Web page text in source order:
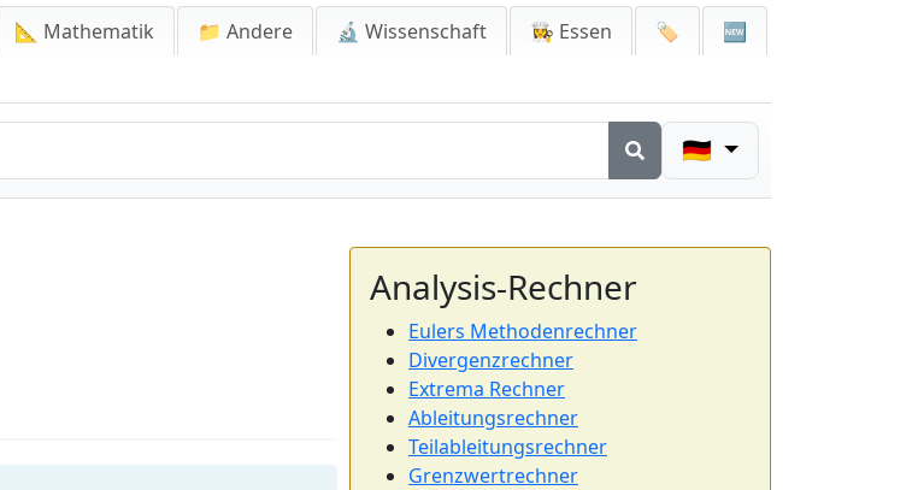
📐 Mathematik 📁 Andere 🔬 Wissenschaft 👩‍🍳 Essen 🏷️
🆕
🇩🇪
Analysis-Rechner
Eulers Methodenrechner
Divergenzrechner
Extrema Rechner
Ableitungsrechner
Teilableitungsrechner
Grenzwertrechner